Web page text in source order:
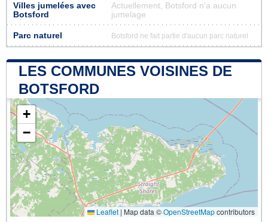
Villes jumelées avec
Botsford
Actuellement, Botsford n'a aucun
jumelage
Parc naturel Botsford ne fait partie d'aucun parc naturel
LES COMMUNES VOISINES DE
BOTSFORD
+
−
Leaflet | Map data ©OpenStreetMapcontributors